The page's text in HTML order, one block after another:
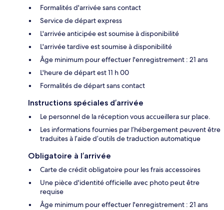
Formalités d'arrivée sans contact
Service de départ express
L'arrivée anticipée est soumise à disponibilité
L'arrivée tardive est soumise à disponibilité
Âge minimum pour effectuer l'enregistrement : 21 ans
L'heure de départ est 11 h 00
Formalités de départ sans contact
Instructions spéciales d’arrivée
Le personnel de la réception vous accueillera sur place.
Les informations fournies par l’hébergement peuvent être
traduites à l’aide d’outils de traduction automatique
Obligatoire à l’arrivée
Carte de crédit obligatoire pour les frais accessoires
Une pièce d'identité officielle avec photo peut être
requise
Âge minimum pour effectuer l'enregistrement : 21 ans